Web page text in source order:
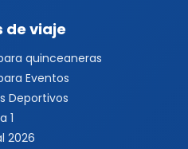
de viaje
quinceaneras
Eventos
Deportivos
1
2026